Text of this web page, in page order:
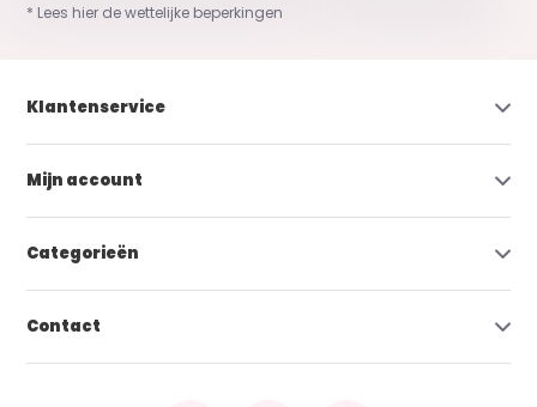
* Lees hier de wettelijke beperkingen
Klantenservice
Mijn account
Categorieën
Contact